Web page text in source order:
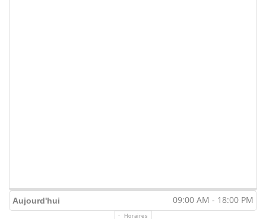
Aujourd'hui 09:00 AM - 18:00 PM
Horaires